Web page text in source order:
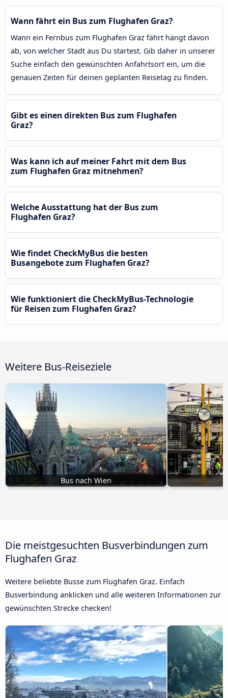
Wann fährt ein Bus zum Flughafen Graz?
Wann ein Fernbus zum Flughafen Graz fährt hängt davon
ab, von welcher Stadt aus Du startest. Gib daher in unserer
Suche einfach den gewünschten Anfahrtsort ein, um die
genauen Zeiten für deinen geplanten Reisetag zu finden.
Gibt es einen direkten Bus zum Flughafen
Graz?
Was kann ich auf meiner Fahrt mit dem Bus
zum Flughafen Graz mitnehmen?
Welche Ausstattung hat der Bus zum
Flughafen Graz?
Wie findet CheckMyBus die besten
Busangebote zum Flughafen Graz?
Wie funktioniert die CheckMyBus-Technologie
für Reisen zum Flughafen Graz?
Weitere Bus-Reiseziele
Bus nach Wien
Die meistgesuchten Busverbindungen zum
Flughafen Graz
Weitere beliebte Busse zum Flughafen Graz. Einfach
Busverbindung anklicken und alle weiteren Informationen zur
gewünschten Strecke checken!